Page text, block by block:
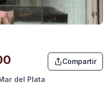
Compartir
del Plata